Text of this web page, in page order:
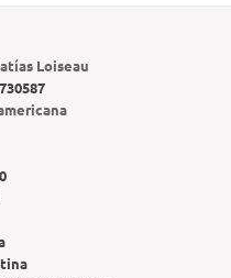
Loiseau